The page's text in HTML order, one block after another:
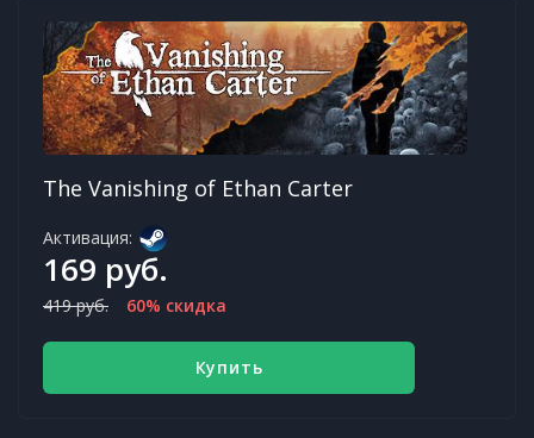
The Vanishing of Ethan Carter
Активация:
169 руб.
419 руб. 60% скидка
Купить